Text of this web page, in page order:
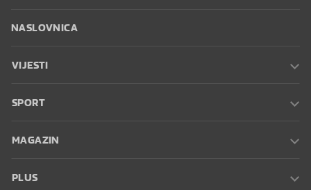
NASLOVNICA
VIJESTI
SPORT
MAGAZIN
PLUS